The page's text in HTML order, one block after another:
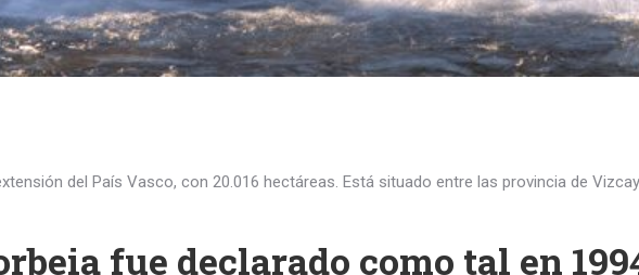
del País Vasco, con 20.016 hectáreas. Está situado entre las provincia de
fue declarado como tal en